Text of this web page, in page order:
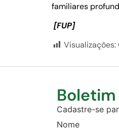
familiares
[FUP]
Visualizações:
Cadastre-se
Nome